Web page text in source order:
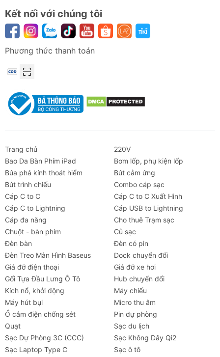
Kết nối với chúng tôi
Phương thức thanh toán
Trang chủ
220V
Bao Da Bàn Phím iPad
Bơm lốp, phụ kiện lốp
Búa phá kính thoát hiểm
Bút cảm ứng
Bút trình chiếu
Combo cáp sạc
Cáp C to C
Cáp C to C Xuất Hình
Cáp C to Lightning
Cáp USB to Lightning
Cáp đa năng
Cho thuê Trạm sạc
Chuột - bàn phím
Củ sạc
Đèn bàn
Đèn có pin
Đèn Treo Màn Hình Baseus
Dock chuyển đổi
Giá đỡ điện thoại
Giá đỡ xe hơi
Gối Tựa Đầu Lưng Ô Tô
Hub chuyển đổi
Kích nổ, khởi động
Máy chiếu
Máy hút bụi
Micro thu âm
Ổ cắm điện chống sét
Pin dự phòng
Quạt
Sạc du lịch
Sạc Dự Phòng 3C (CCC)
Sạc Không Dây Qi2
Sạc Laptop Type C
Sạc ô tô